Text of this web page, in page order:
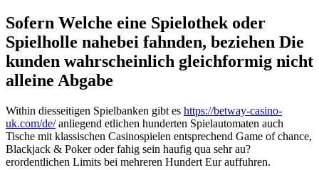
Sofern Welche eine Spielothek oder
Spielholle nahebei fahnden, beziehen Die
kunden wahrscheinlich gleichformig nicht
alleine Abgabe
Within diesseitigen Spielbanken gibt es https://betway-casino-
uk.com/de/anliegend etlichen hunderten Spielautomaten auch
Tische mit klassischen Casinospielen entsprechend Game of chance,
Blackjack & Poker oder fahig sein haufig qua sehr au?
erordentlichen Limits bei mehreren Hundert Eur auffuhren.